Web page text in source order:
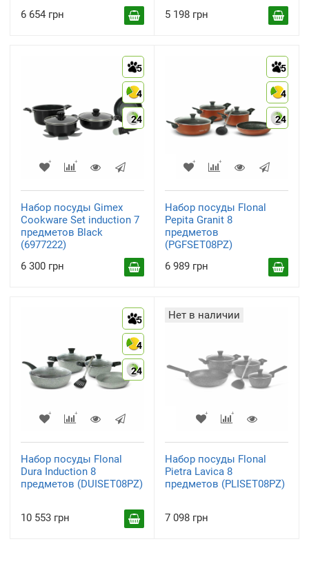
6 654 грн
5 198 грн
5
4
24
Набор посуды Gimex
Cookware Set induction 7
предметов Black
(6977222)
6 300 грн
5
4
24
Набор посуды Flonal
Pepita Granit 8
предметов
(PGFSET08PZ)
6 989 грн
5
4
24
Набор посуды Flonal
Dura Induction 8
предметов (DUISET08PZ)
10 553 грн
Нет в наличии
Набор посуды Flonal
Pietra Lavica 8
предметов (PLISET08PZ)
7 098 грн